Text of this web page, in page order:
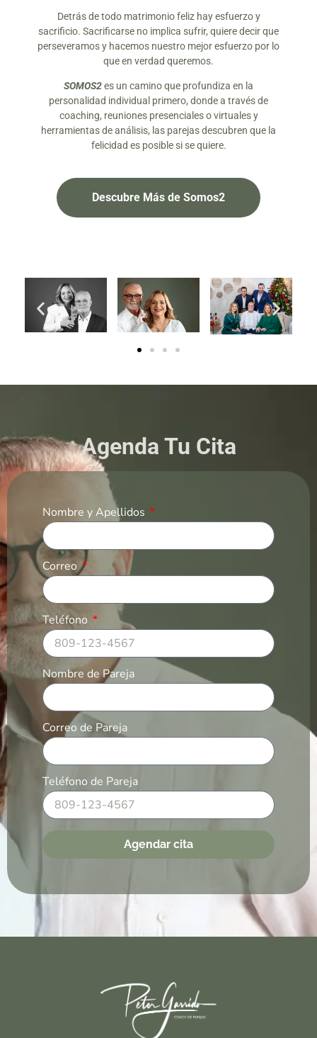
Detrás de todo matrimonio feliz hay esfuerzo y
sacrificio. Sacrificarse no implica sufrir, quiere decir que
perseveramos y hacemos nuestro mejor esfuerzo por lo
que en verdad queremos.
SOMOS2es un camino que profundiza en la
personalidad individual primero, donde a través de
coaching, reuniones presenciales o virtuales y
herramientas de análisis, las parejas descubren que la
felicidad es posible si se quiere.
Descubre Más de Somos2
Agenda Tu Cita
Nombre y Apellidos
Correo
Teléfono
Nombre de Pareja
Correo de Pareja
Teléfono de Pareja
Agendar cita